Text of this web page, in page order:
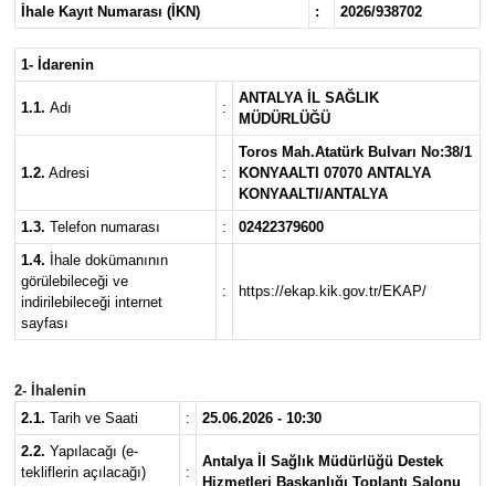
İhale Kayıt Numarası (İKN)
: 2026/938702
1- İdarenin
1.1. Adı :
ANTALYA İL SAĞLIK
MÜDÜRLÜĞÜ
1.2. Adresi :
Toros Mah.Atatürk Bulvarı No:38/1
KONYAALTI 07070 ANTALYA
KONYAALTI/ANTALYA
1.3. Telefon numarası :
02422379600
1.4. İhale dokümanının
görülebileceği ve
indirilebileceği internet
sayfası
: https://ekap.kik.gov.tr/EKAP/
2- İhalenin
2.1. Tarih ve Saati :
25.06.2026 - 10:30
2.2. Yapılacağı (e-
tekliflerin açılacağı)
:
Antalya İl Sağlık Müdürlüğü Destek
Hizmetleri Başkanlığı Toplantı Salonu